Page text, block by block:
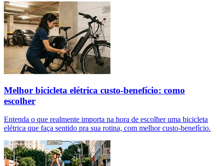
Melhor bicicleta elétrica custo-benefício: como
escolher
Entenda o que realmente importa na hora de escolher uma bicicleta
elétrica que faça sentido pra sua rotina, com melhor custo-benefício.